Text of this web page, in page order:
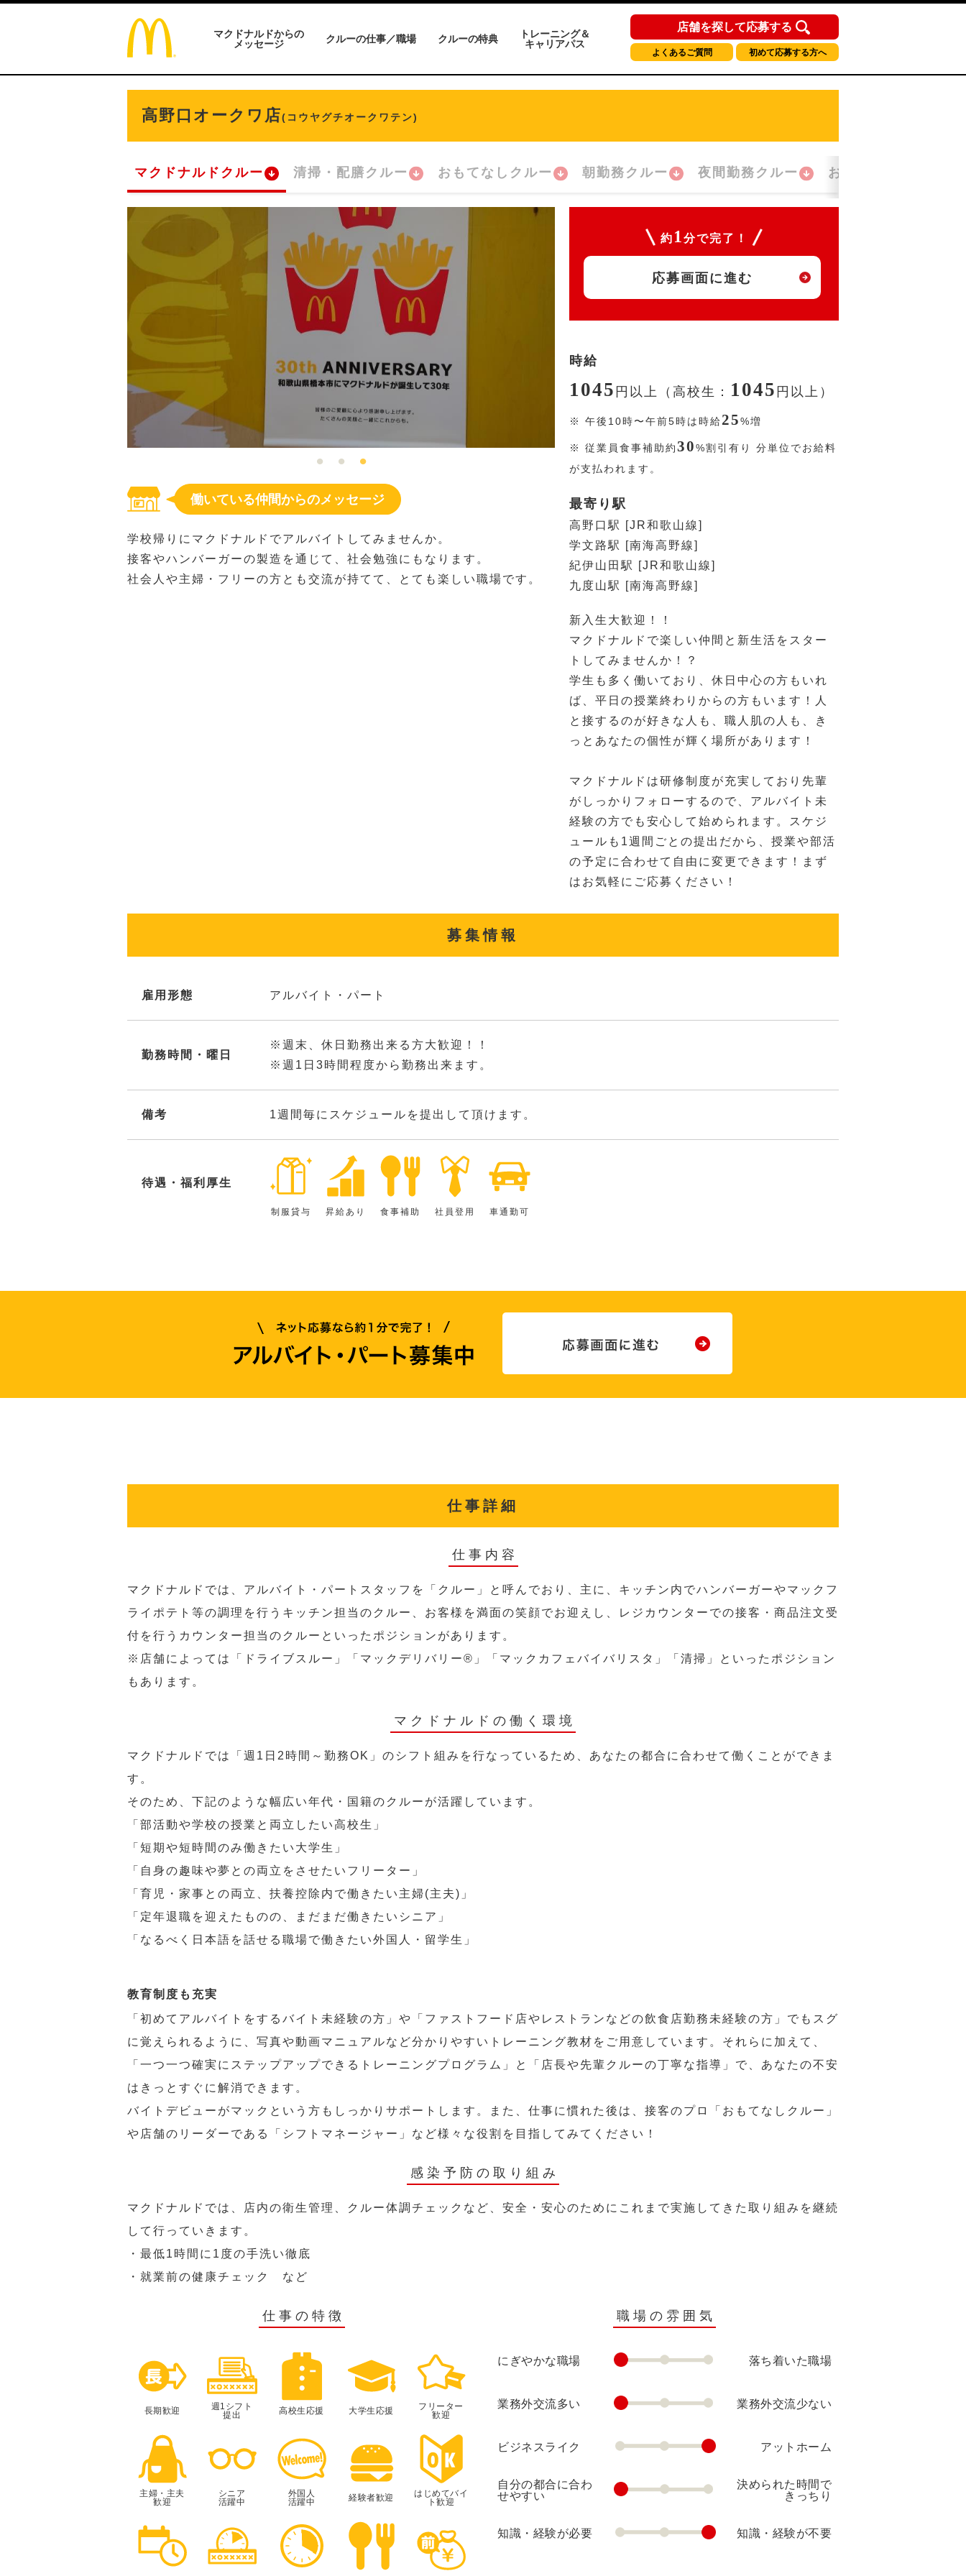
マクドナルドからの
メッセージ
クルーの仕事／職場 クルーの特典
トレーニング＆
キャリアパス
店舗を探して応募する
よくあるご質問 初めて応募する方へ
高野口オークワ店(コウヤグチオークワテン)
マクドナルドクルー 清掃・配膳クルー おもてなしクルー 朝勤務クルー 夜間勤務クルー おかえり！クルー
働いている仲間からのメッセージ
学校帰りにマクドナルドでアルバイトしてみませんか。
接客やハンバーガーの製造を通じて、社会勉強にもなります。
社会人や主婦・フリーの方とも交流が持てて、とても楽しい職場です。
約 1 分で完了！
応募画面に進む
時給
1045 円 以上（高校生： 1045 円 以上）
※ 午後10時〜午前5時は時給25%増
※ 従業員食事補助約30%割引有り 分単位でお給料
が支払われます。
最寄り駅
高野口駅 [JR和歌山線]
学文路駅 [南海高野線]
紀伊山田駅 [JR和歌山線]
九度山駅 [南海高野線]
新入生大歓迎！！
マクドナルドで楽しい仲間と新生活をスター
トしてみませんか！？
学生も多く働いており、休日中心の方もいれ
ば、平日の授業終わりからの方もいます！人
と接するのが好きな人も、職人肌の人も、き
っとあなたの個性が輝く場所があります！
マクドナルドは研修制度が充実しており先輩
がしっかりフォローするので、アルバイト未
経験の方でも安心して始められます。スケジ
ュールも1週間ごとの提出だから、授業や部活
の予定に合わせて自由に変更できます！まず
はお気軽にご応募ください！
募集情報
雇用形態 アルバイト・パート
勤務時間・曜日
※週末、休日勤務出来る方大歓迎！！
※週1日3時間程度から勤務出来ます。
備考 1週間毎にスケジュールを提出して頂けます。
待遇・福利厚生
制服貸与 昇給あり 食事補助 社員登用 車通勤可
仕事詳細
仕事内容
マクドナルドでは、アルバイト・パートスタッフを「クルー」と呼んでおり、主に、キッチン内でハンバーガーやマックフ
ライポテト等の調理を行うキッチン担当のクルー、お客様を満面の笑顔でお迎えし、レジカウンターでの接客・商品注文受
付を行うカウンター担当のクルーといったポジションがあります。
※店舗によっては「ドライブスルー」「マックデリバリー®︎」「マックカフェバイバリスタ」「清掃」といったポジション
もあります。
マクドナルドの働く環境
マクドナルドでは「週1日2時間～勤務OK」のシフト組みを行なっているため、あなたの都合に合わせて働くことができま
す。
そのため、下記のような幅広い年代・国籍のクルーが活躍しています。
「部活動や学校の授業と両立したい高校生」
「短期や短時間のみ働きたい大学生」
「自身の趣味や夢との両立をさせたいフリーター」
「育児・家事との両立、扶養控除内で働きたい主婦(主夫)」
「定年退職を迎えたものの、まだまだ働きたいシニア」
「なるべく日本語を話せる職場で働きたい外国人・留学生」
教育制度も充実
「初めてアルバイトをするバイト未経験の方」や「ファストフード店やレストランなどの飲食店勤務未経験の方」でもスグ
に覚えられるように、写真や動画マニュアルなど分かりやすいトレーニング教材をご用意しています。それらに加えて、
「一つ一つ確実にステップアップできるトレーニングプログラム」と「店長や先輩クルーの丁寧な指導」で、あなたの不安
はきっとすぐに解消できます。
バイトデビューがマックという方もしっかりサポートします。また、仕事に慣れた後は、接客のプロ「おもてなしクルー」
や店舗のリーダーである「シフトマネージャー」など様々な役割を目指してみてください！
感染予防の取り組み
マクドナルドでは、店内の衛生管理、クルー体調チェックなど、安全・安心のためにこれまで実施してきた取り組みを継続
して行っていきます。
・最低1時間に1度の手洗い徹底
・就業前の健康チェック など
仕事の特徴
長期歓迎
週1シフト
提出
高校生応援 大学生応援
フリーター
歓迎
主婦・主夫
歓迎
シニア
活躍中
外国人
活躍中
経験者歓迎
はじめてバイ
ト歓迎
職場の雰囲気
にぎやかな職場 落ち着いた職場
業務外交流多い 業務外交流少ない
ビジネスライク アットホーム
自分の都合に合わ
せやすい
決められた時間で
きっちり
知識・経験が必要 知識・経験が不要